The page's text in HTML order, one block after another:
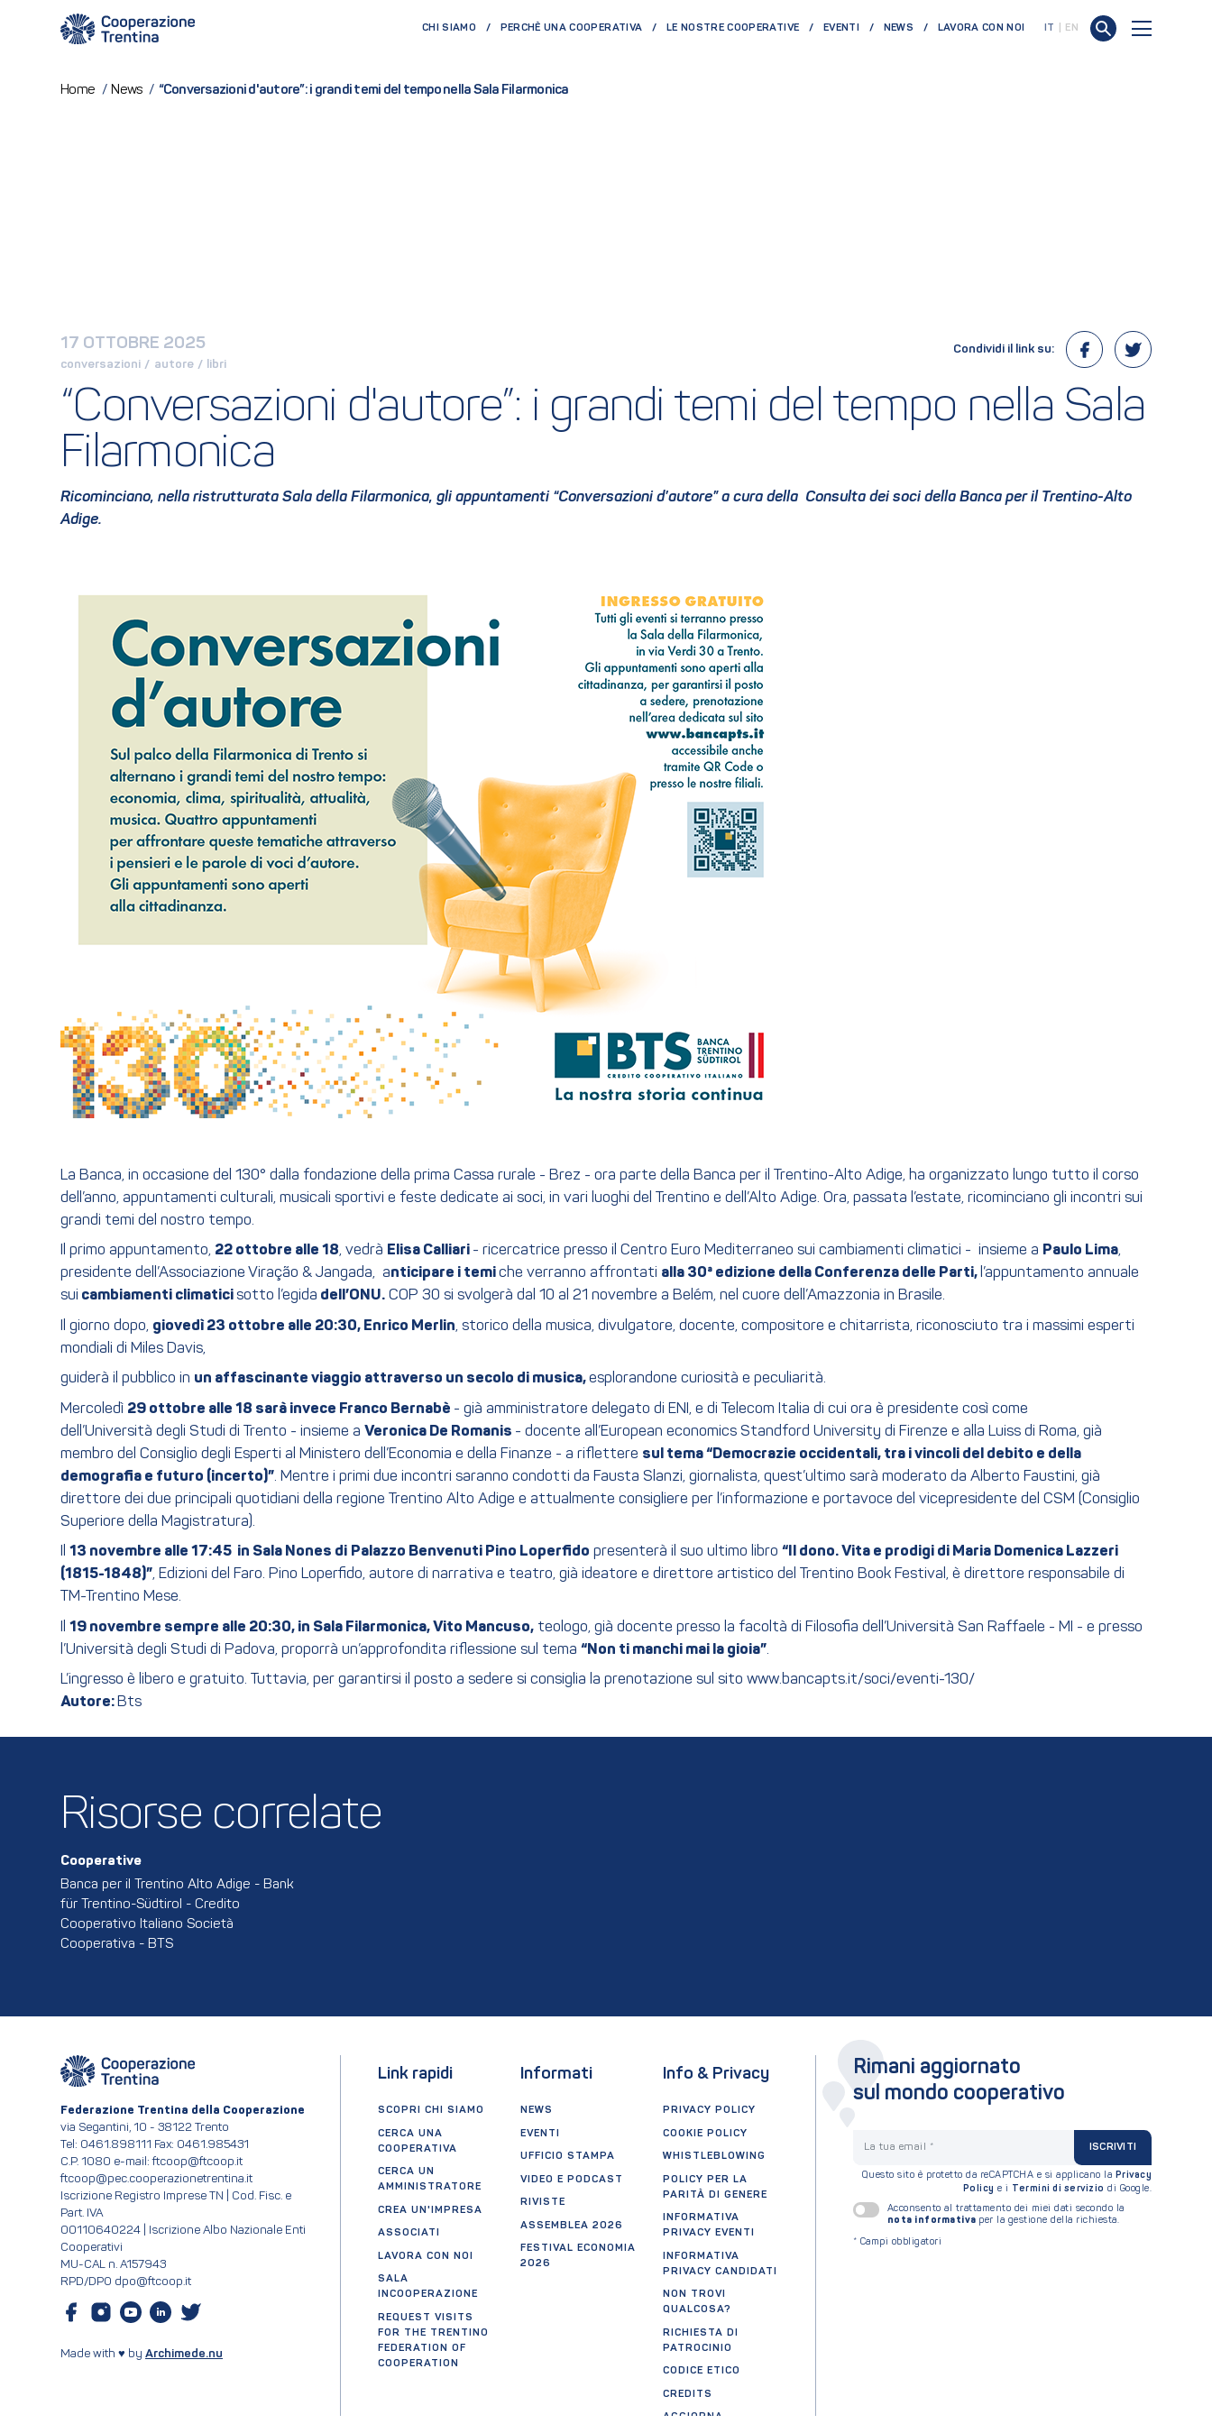
CHI SIAMO PERCHÈ UNA COOPERATIVA LE NOSTRE COOPERATIVE EVENTI NEWS LAVORA CON NOI IT EN
Home / News / “Conversazioni d'autore”: i grandi temi del tempo nella Sala Filarmonica
17 OTTOBRE 2025
conversazioni / autore / libri
Condividi il link su:
“Conversazioni d'autore”: i grandi temi del tempo nella Sala
Filarmonica
Ricominciano, nella ristrutturata Sala della Filarmonica, gli appuntamenti “Conversazioni d’autore” a cura della Consulta dei soci della Banca per il Trentino-Alto
Adige.
La Banca, in occasione del 130° dalla fondazione della prima Cassa rurale - Brez - ora parte della Banca per il Trentino-Alto Adige, ha organizzato lungo tutto il corso
dell’anno, appuntamenti culturali, musicali sportivi e feste dedicate ai soci, in vari luoghi del Trentino e dell’Alto Adige. Ora, passata l’estate, ricominciano gli incontri sui
grandi temi del nostro tempo.
Il primo appuntamento, 22 ottobre alle 18, vedrà Elisa Calliari - ricercatrice presso il Centro Euro Mediterraneo sui cambiamenti climatici - insieme a Paulo Lima,
presidente dell’Associazione Viração & Jangada, anticipare i temiche verranno affrontati alla 30ª edizione della Conferenza delle Parti, l’appuntamento annuale
sui cambiamenti climaticisotto l’egida dell’ONU. COP 30 si svolgerà dal 10 al 21 novembre a Belém, nel cuore dell’Amazzonia in Brasile.
Il giorno dopo, giovedì 23 ottobre alle 20:30, Enrico Merlin, storico della musica, divulgatore, docente, compositore e chitarrista, riconosciuto tra i massimi esperti
mondiali di Miles Davis,
guiderà il pubblico in un affascinante viaggio attraverso un secolo di musica,esplorandone curiosità e peculiarità.
Mercoledì 29 ottobre alle 18 sarà invece Franco Bernabè - già amministratore delegato di ENI, e di Telecom Italia di cui ora è presidente così come
dell’Università degli Studi di Trento - insieme a Veronica De Romanis - docente all’European economics Standford University di Firenze e alla Luiss di Roma, già
membro del Consiglio degli Esperti al Ministero dell’Economia e della Finanze - a riflettere sul tema“Democrazie occidentali, tra i vincoli del debito e della
demografia e futuro (incerto)”. Mentre i primi due incontri saranno condotti da Fausta Slanzi, giornalista, quest’ultimo sarà moderato da Alberto Faustini, già
direttore dei due principali quotidiani della regione Trentino Alto Adige e attualmente consigliere per l’informazione e portavoce del vicepresidente del CSM (Consiglio
Superiore della Magistratura).
13 novembre alle 17:45 in Sala Nones di Palazzo Benvenuti Pino Loperfido presenterà il suo ultimo libro “Il dono. Vita e prodigi di Maria Domenica Lazzeri
(1815-1848)”, Edizioni del Faro. Pino Loperfido, autore di narrativa e teatro, già ideatore e direttore artistico del Trentino Book Festival, è direttore responsabile di
TM-Trentino Mese.
19 novembre sempre alle 20:30, in Sala Filarmonica, Vito Mancuso, teologo, già docente presso la facoltà di Filosofia dell’Università San Raffaele - MI - e presso
l’Università degli Studi di Padova, proporrà un’approfondita riflessione sul tema “Non ti manchi mai la gioia”.
L’ingresso è libero e gratuito. Tuttavia, per garantirsi il posto a sedere si consiglia la prenotazione sul sito www.bancapts.it/soci/eventi-130/
Autore: Bts
Risorse correlate
Cooperative
Banca per il Trentino Alto Adige - Bank
für Trentino-Südtirol - Credito
Cooperativo Italiano Società
Cooperativa - BTS
Federazione Trentina della Cooperazione
via Segantini, 10 - 38122 Trento
Tel: 0461.898111 Fax: 0461.985431
C.P. 1080 e-mail: ftcoop@ftcoop.it
ftcoop@pec.cooperazionetrentina.it
Iscrizione Registro Imprese TN | Cod. Fisc. e
Part. IVA
00110640224 | Iscrizione Albo Nazionale Enti
Cooperativi
MU-CAL n. A157943
RPD/DPO dpo@ftcoop.it
Made with ♥ by Archimede.nu
Link rapidi
SCOPRI CHI SIAMO
CERCA UNA
COOPERATIVA
CERCA UN
AMMINISTRATORE
CREA UN'IMPRESA
ASSOCIATI
LAVORA CON NOI
SALA
INCOOPERAZIONE
REQUEST VISITS
FOR THE TRENTINO
FEDERATION OF
COOPERATION
Informati
NEWS
EVENTI
UFFICIO STAMPA
VIDEO E PODCAST
RIVISTE
ASSEMBLEA 2026
FESTIVAL ECONOMIA
2026
Info & Privacy
PRIVACY POLICY
COOKIE POLICY
WHISTLEBLOWING
POLICY PER LA
PARITÀ DI GENERE
INFORMATIVA
PRIVACY EVENTI
INFORMATIVA
PRIVACY CANDIDATI
NON TROVI
QUALCOSA?
RICHIESTA DI
PATROCINIO
CODICE ETICO
CREDITS
AGGIORNA
Rimani aggiornato
sul mondo cooperativo
ISCRIVITI
Questo sito è protetto da reCAPTCHA e si applicano la Privacy
Policy e i Termini di servizio di Google.
Acconsento al trattamento dei miei dati secondo la
nota informativa per la gestione della richiesta.
* Campi obbligatori